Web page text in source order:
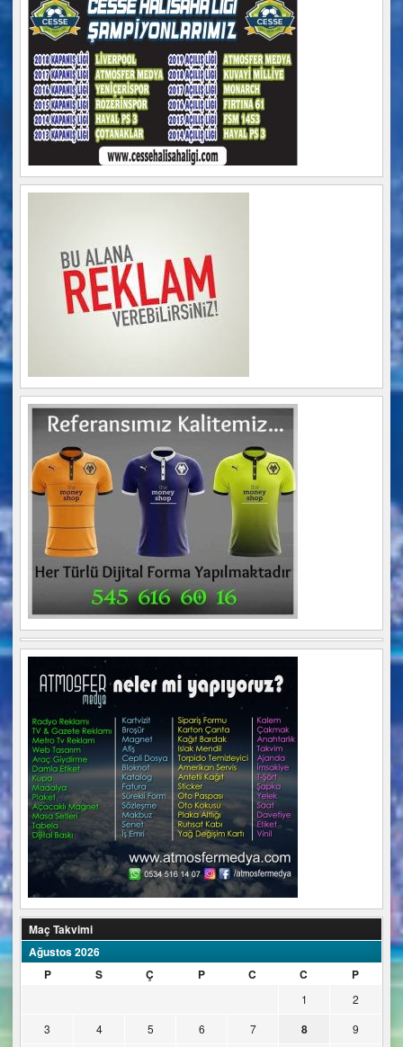
Maç Takvimi
Ağustos 2026
P
S Ç P C C P
1
2
3
4 5 6 7 8
9